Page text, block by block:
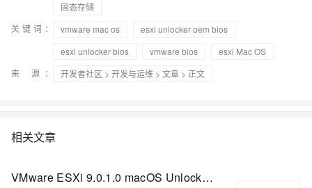
固态存储
关键词：
vmware mac os
esxi unlocker oem bios
esxi unlocker bios
vmware bios
esxi Mac OS
来 源：
开发者社区 > 开发与运维 > 文章 > 正文
相关文章
VMware ESXi 9.0.1.0 macOS Unlocker & OEM BIOS 2.7 Huawei 华为 定制版